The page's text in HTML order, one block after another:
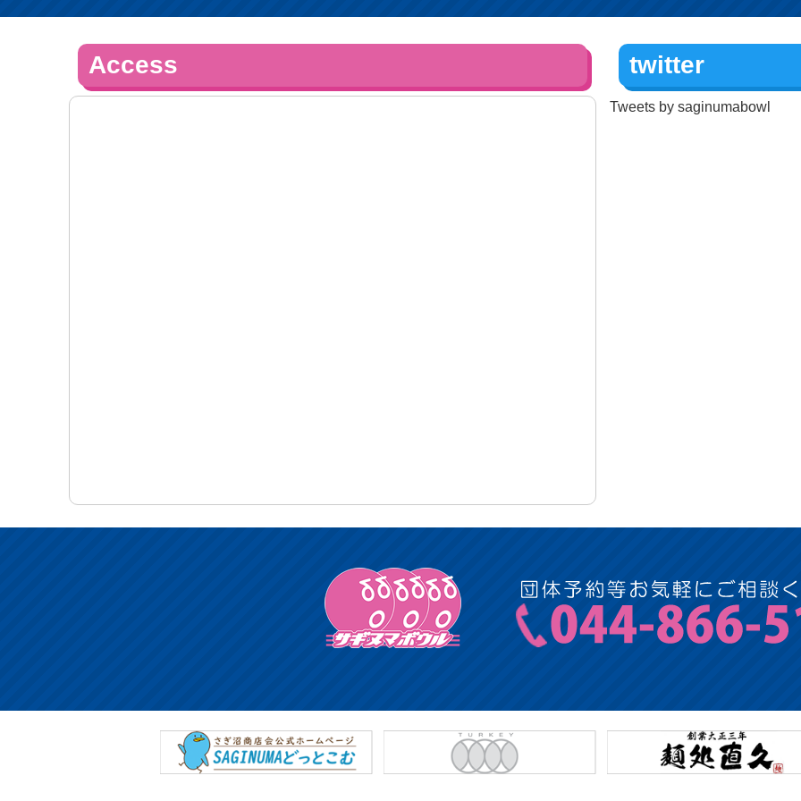
Access twitter
Tweets by saginumabowl